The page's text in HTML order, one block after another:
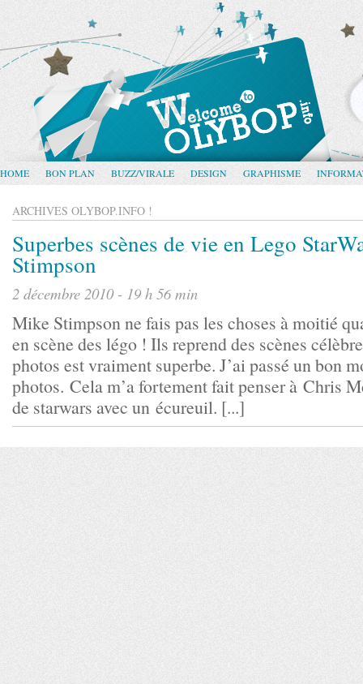
HOME BON PLAN BUZZ/VIRALE DESIGN GRAPHISME
ARCHIVES OLYBOP.INFO !
Superbes scènes de vie en Lego
Stimpson
2 décembre 2010 - 19 h 56 min
Mike Stimpson ne fais pas les choses à moitié
en scène des légo ! Ils reprend des scènes
photos est vraiment superbe. J’ai passé un bon
photos. Cela m’a fortement fait penser à Chris
de starwars avec un écureuil. [...]